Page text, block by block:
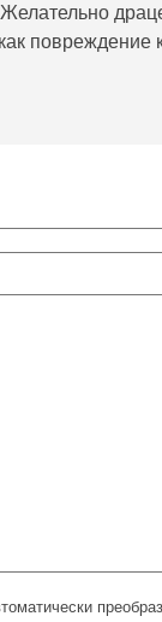
повреждение